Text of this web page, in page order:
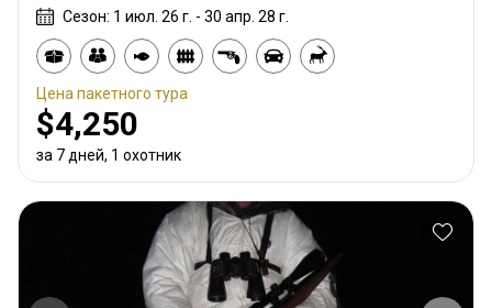
Сезон: 1 июл. 26 г. - 30 апр. 28 г.
Цена пакетного тура
$4,250
за 7 дней, 1 охотник